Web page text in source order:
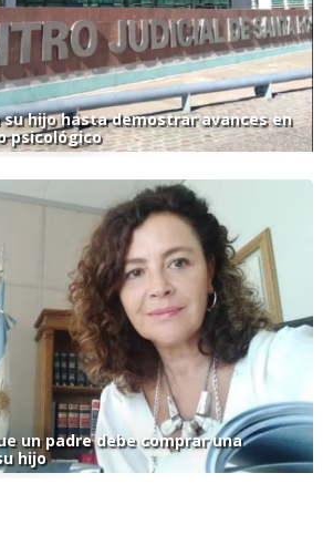
su hijo hasta demostrar avances en
psicológico
un padre debe comprar una
hijo